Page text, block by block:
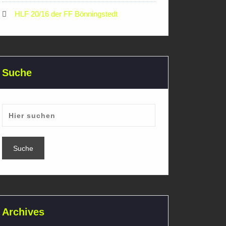
HLF 20/16 der FF Bönningstedt
Suche
Archives